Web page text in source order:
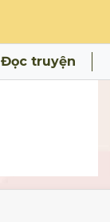
Đọc truyện